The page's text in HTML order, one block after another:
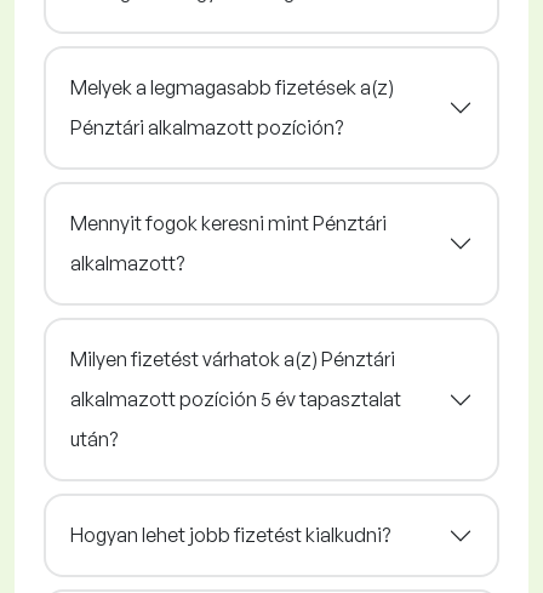
Melyek a legmagasabb fizetések a(z)
Pénztári alkalmazott pozíción?
Mennyit fogok keresni mint Pénztári
alkalmazott?
Milyen fizetést várhatok a(z) Pénztári
alkalmazott pozíción 5 év tapasztalat
után?
Hogyan lehet jobb fizetést kialkudni?